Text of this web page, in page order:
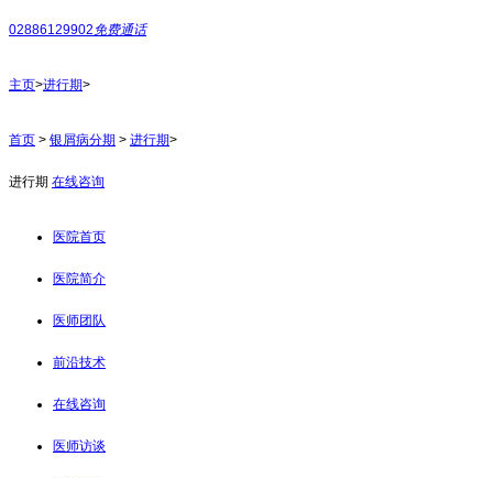
02886129902 免费通话
主页>进行期>
首页 > 银屑病分期 > 进行期>
进行期 在线咨询
医院首页
医院简介
医师团队
前沿技术
在线咨询
医师访谈